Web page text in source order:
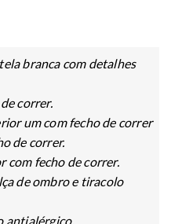
branca com detalhes
correr.
um com fecho de correr
de correr.
com fecho de correr.
de ombro e tiracolo
antialérgico.